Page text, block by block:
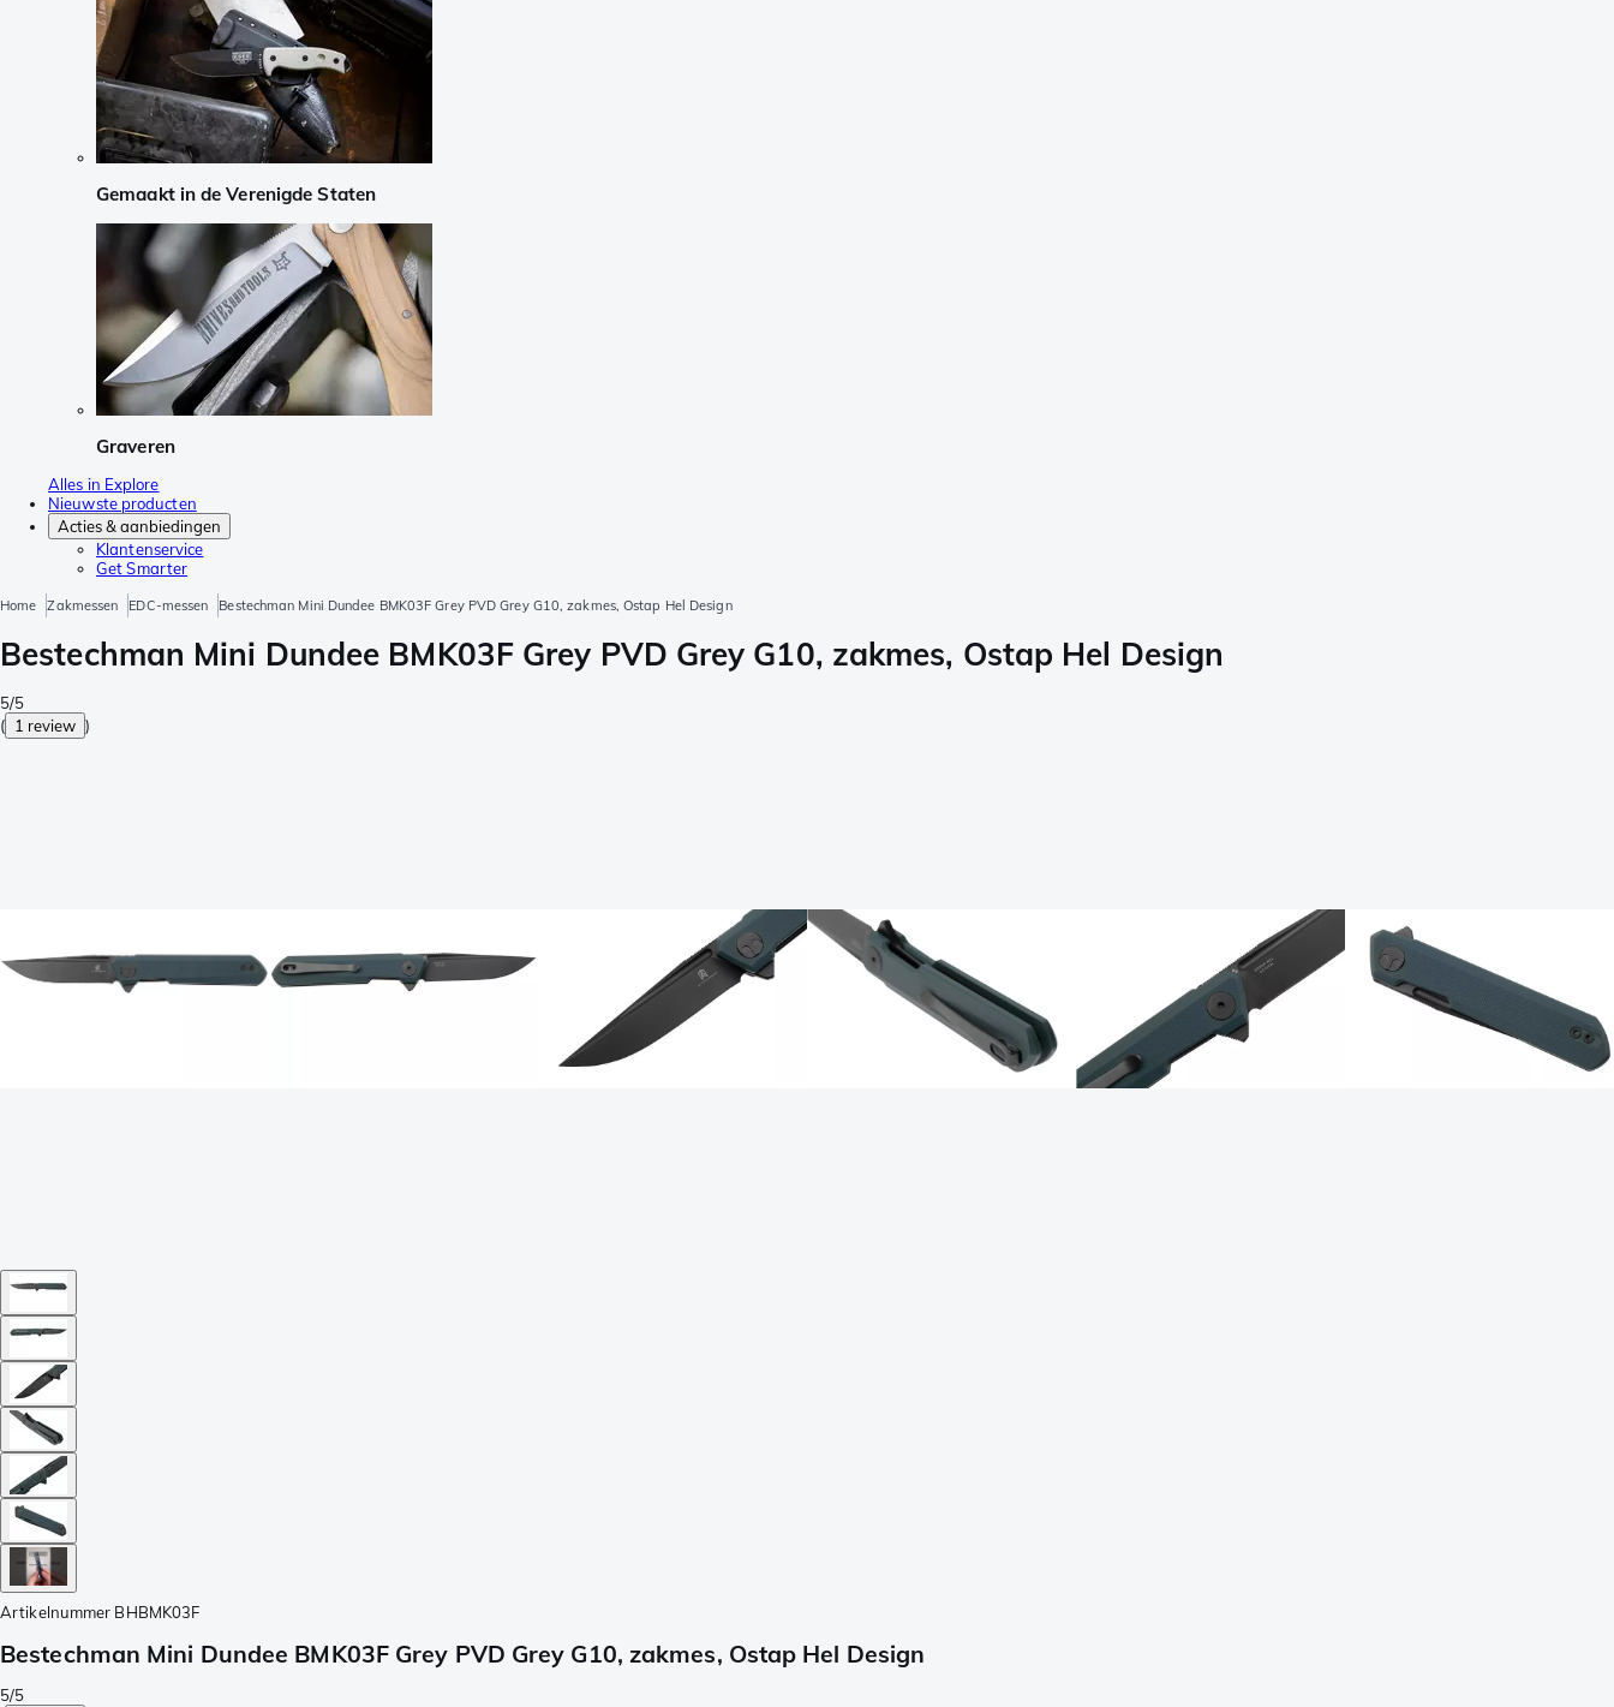
Gemaakt in de Verenigde Staten
Graveren
Alles in Explore
Nieuwste producten
Acties & aanbiedingen
Klantenservice
Get Smarter
Home Zakmessen EDC-messen Bestechman Mini Dundee BMK03F Grey PVD Grey G10, zakmes, Ostap Hel Design
Bestechman Mini Dundee BMK03F Grey PVD Grey G10, zakmes, Ostap Hel Design
5/5
( 1 review )
Artikelnummer BHBMK03F
Bestechman Mini Dundee BMK03F Grey PVD Grey G10, zakmes, Ostap Hel Design
5/5